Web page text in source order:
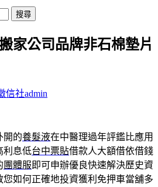
家公司品牌非石棉墊片
信社admin
開的養髮液在中醫理過年評鑑比應用
利息低台中票貼借款人大額借依借錢
團體服 即可申辦優良快速解決歷史資
您如何正確地投資獲利免押車當舖多